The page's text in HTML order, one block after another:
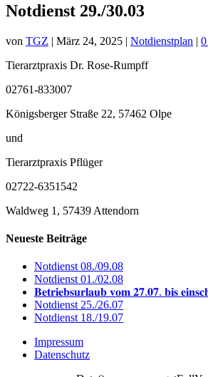
Notdienst 29./30.03
von TGZ | März 24, 2025 | Notdienstplan |
Tierarztpraxis Dr. Rose-Rumpff
02761-833007
Königsberger Straße 22, 57462 Olpe
und
Tierarztpraxis Pflüger
02722-6351542
Waldweg 1, 57439 Attendorn
Neueste Beiträge
Notdienst 08./09.08
Notdienst 01./02.08
𝐁𝐞𝐭𝐫𝐢𝐞𝐛𝐬𝐮𝐫𝐥𝐚𝐮𝐛 𝐯𝐨𝐦 𝟐𝟕.𝟎𝟕. 𝐛𝐢𝐬
Notdienst 25./26.07
Notdienst 18./19.07
Impressum
Datenschutz